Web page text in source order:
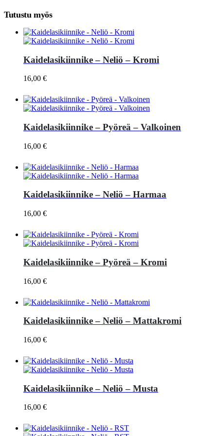
Tutustu myös
Kaidelasikiinnike – Neliö – Kromi
16,00 €
Kaidelasikiinnike – Pyöreä – Valkoinen
16,00 €
Kaidelasikiinnike – Neliö – Harmaa
16,00 €
Kaidelasikiinnike – Pyöreä – Kromi
16,00 €
Kaidelasikiinnike – Neliö – Mattakromi
16,00 €
Kaidelasikiinnike – Neliö – Musta
16,00 €